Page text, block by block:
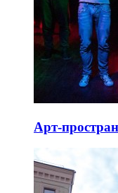
Арт-